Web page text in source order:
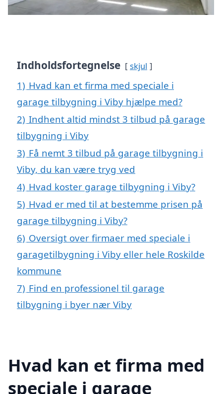
Indholdsfortegnelse skjul
1) Hvad kan et firma med speciale i
garage tilbygning i Viby hjælpe med?
2) Indhent altid mindst 3 tilbud på garage
tilbygning i Viby
3) Få nemt 3 tilbud på garage tilbygning i
Viby, du kan være tryg ved
4) Hvad koster garage tilbygning i Viby?
5) Hvad er med til at bestemme prisen på
garage tilbygning i Viby?
6) Oversigt over firmaer med speciale i
garagetilbygning i Viby eller hele Roskilde
kommune
7) Find en professionel til garage
tilbygning i byer nær Viby
Hvad kan et firma med
speciale i garage